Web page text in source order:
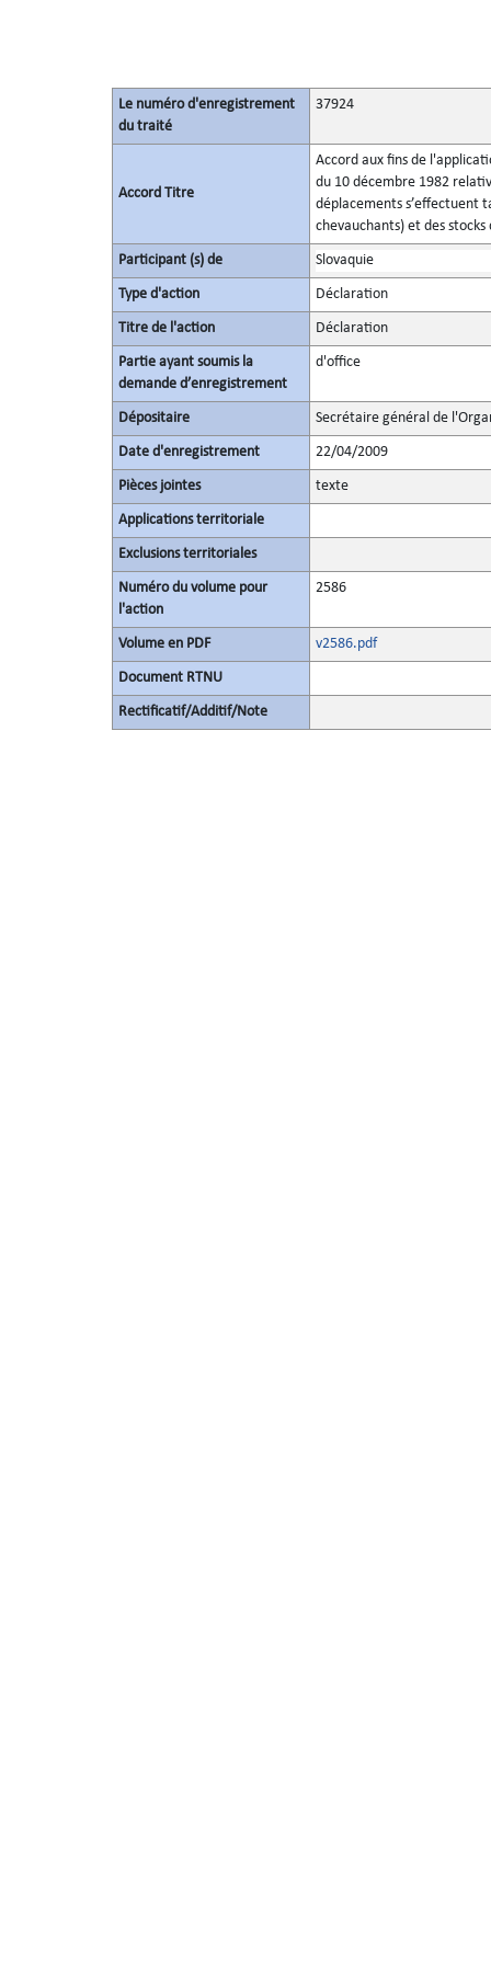
Le numéro d'enregistrement
du traité
37924
Accord Titre
Accord aux fins de
du 10 décembre 1982
déplacements s’effectuent
chevauchants) et des
Participant (s) de Slovaquie
Type d'action Déclaration
Titre de l'action Déclaration
Partie ayant soumis la
demande d’enregistrement
d'office
Dépositaire Secrétaire général de
Date d'enregistrement 22/04/2009
Pièces jointes texte
Applications territoriale
Exclusions territoriales
Numéro du volume pour
l'action
2586
Volume en PDF v2586.pdf
Document RTNU
Rectificatif/Additif/Note